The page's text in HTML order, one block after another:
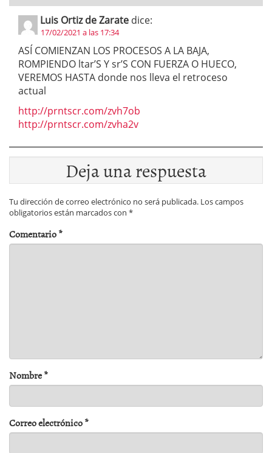
Luis Ortiz de Zarate dice:
17/02/2021 a las 17:34
ASÍ COMIENZAN LOS PROCESOS A LA BAJA,
ROMPIENDO ltar’S Y sr’S CON FUERZA O HUECO,
VEREMOS HASTA donde nos lleva el retroceso
actual
http://prntscr.com/zvh7ob
http://prntscr.com/zvha2v
Deja una respuesta
Tu dirección de correo electrónico no será publicada. Los campos
obligatorios están marcados con *
Comentario*
Nombre*
Correo electrónico*